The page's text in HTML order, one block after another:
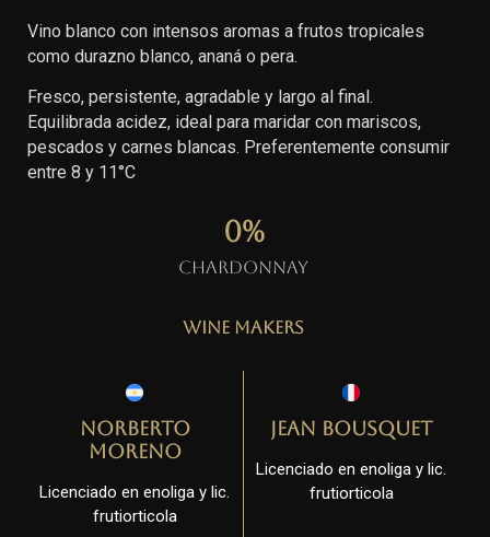
Vino blanco con intensos aromas a frutos tropicales
como durazno blanco, ananá o pera.
Fresco, persistente, agradable y largo al final.
Equilibrada acidez, ideal para maridar con mariscos,
pescados y carnes blancas. Preferentemente consumir
entre 8 y 11°C
Chardonnay
0%
Wine Makers
Norberto
Moreno
Licenciado en enoliga y lic.
frutiorticola
Jean Bousquet
Licenciado en enoliga y lic.
frutiorticola